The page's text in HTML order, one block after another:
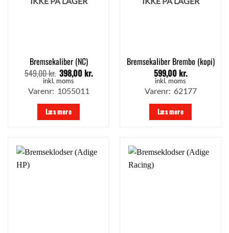
Bremsekaliber (NC)
549,00kr. Den
oprindelige
pris
var:
549,00 kr..
398,00kr.
inkl. moms
Varenr: 1055011
Læs mere
Bremsekaliber Brembo (kopi)
599,00kr.
inkl. moms
Varenr: 62177
Læs mere